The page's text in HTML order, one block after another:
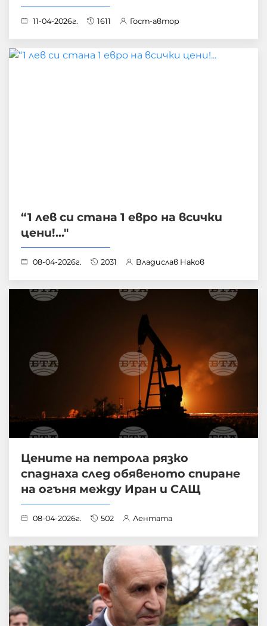
11-04-2026г. 1611 Гост-автор
“1 лев си стана 1 евро на всички
цени!..."
08-04-2026г. 2031 Владислав Наков
Цените на петрола рязко
спаднаха след обявеното спиране
на огъня между Иран и САЩ
08-04-2026г. 502 Лентата